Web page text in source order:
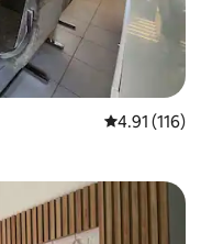
औसत रेटिंग 5 में से
4.91 (116)